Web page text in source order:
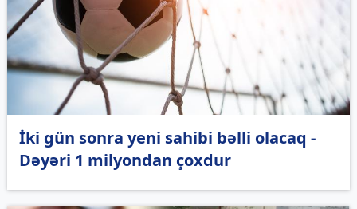
İki gün sonra yeni sahibi bəlli olacaq -
Dəyəri 1 milyondan çoxdur